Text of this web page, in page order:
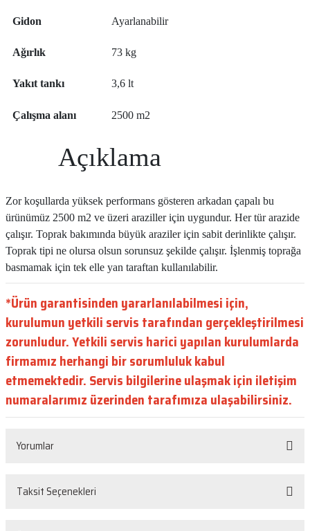
Gidon Ayarlanabilir
Ağırlık 73 kg
Yakıt tankı 3,6 lt
Çalışma alanı 2500 m2
Açıklama
Zor koşullarda yüksek performans gösteren arkadan çapalı bu
ürünümüz 2500 m2 ve üzeri araziller için uygundur. Her tür arazide
çalışır. Toprak bakımında büyük araziler için sabit derinlikte çalışır.
Toprak tipi ne olursa olsun sorunsuz şekilde çalışır. İşlenmiş toprağa
basmamak için tek elle yan taraftan kullanılabilir.
*Ürün garantisinden yararlanılabilmesi için,
kurulumun yetkili servis tarafından gerçekleştirilmesi
zorunludur. Yetkili servis harici yapılan kurulumlarda
firmamız herhangi bir sorumluluk kabul
etmemektedir. Servis bilgilerine ulaşmak için iletişim
numaralarımız üzerinden tarafımıza ulaşabilirsiniz.
Yorumlar
Taksit Seçenekleri